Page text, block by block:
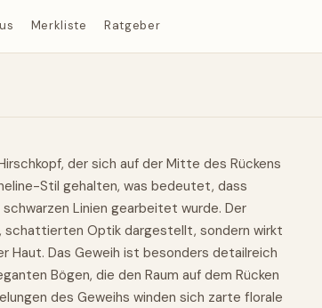
Merkliste Ratgeber
der sich auf der Mitte des Rückens
Stil gehalten, was bedeutet, dass
Linien gearbeitet wurde. Der
schattierten Optik dargestellt, sondern wirkt
Haut. Das Geweih ist besonders detailreich
Bögen, die den Raum auf dem Rücken
des Geweihs winden sich zarte florale